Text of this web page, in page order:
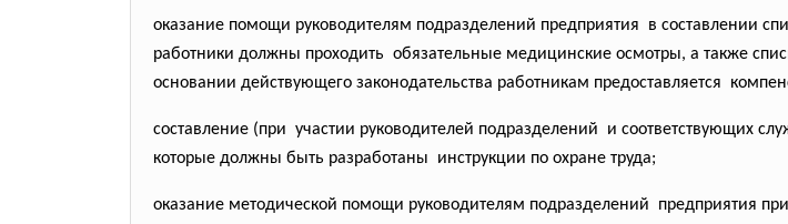
оказание помощи руководителям подразделений предприятия в составлении
работники должны проходить обязательные медицинские осмотры, а также
основании действующего законодательства работникам предоставляется
составление (при участии руководителей подразделений и соответствующих
которые должны быть разработаны инструкции по охране труда;
оказание методической помощи руководителям подразделений предприятия